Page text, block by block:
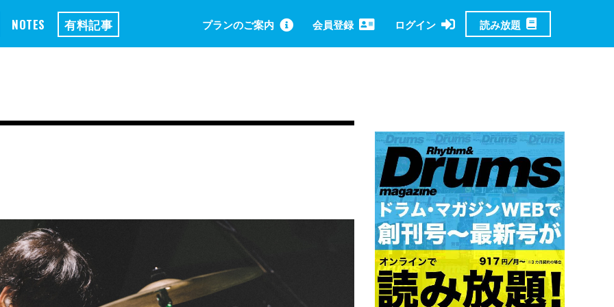
NOTES 有料記事 プランのご案内 会員登録 ログイン 読み放題